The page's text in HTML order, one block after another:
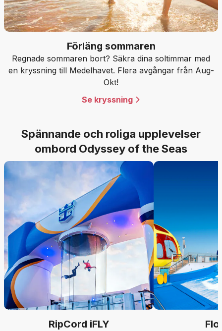
Förläng sommaren
Regnade sommaren bort? Säkra dina soltimmar med
en kryssning till Medelhavet. Flera avgångar från Aug-
Okt!
Se kryssning
Spännande och roliga upplevelser
ombord Odyssey of the Seas
RipCord iFLY